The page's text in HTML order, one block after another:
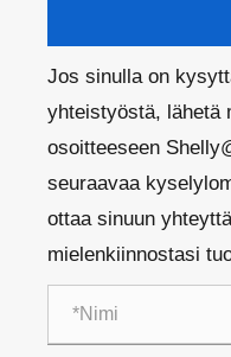
Jos sinulla on
yhteistyöstä, lähetä
osoitteeseen
seuraavaa
ottaa sinuun
mielenkiinnostasi